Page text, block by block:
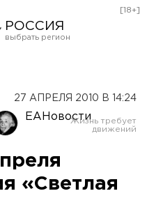
РОССИЯ
Оренбург
[18+]
27 АПРЕЛЯ 2010 В 14:24
ЕАНовости
«Светлая